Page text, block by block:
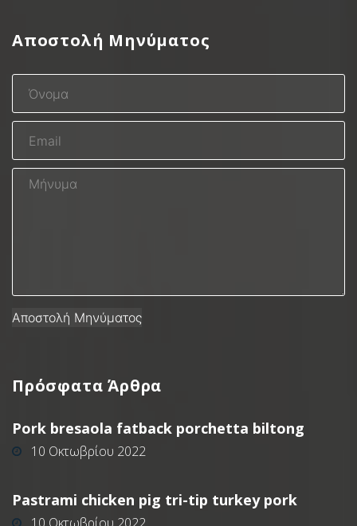
Αποστολή Μηνύματος
Πρόσφατα Άρθρα
Pork bresaola fatback porchetta biltong
10 Οκτωβρίου 2022
Pastrami chicken pig tri-tip turkey pork
10 Οκτωβρίου 2022